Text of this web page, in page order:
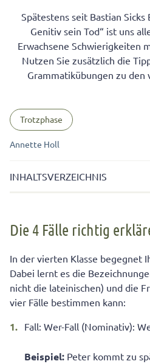
Spätestens seit Bastian Sicks
Genitiv sein Tod“ ist uns
Erwachsene Schwierigkeiten
Nutzen Sie zusätzlich die
Grammatikübungen zu den
Trotzphase
Annette Holl
INHALTSVERZEICHNIS
Diese 3 Merksätze helfen
Grammatik Fälle einfach
Spaß an den 4 Fällen!
Die 4 Fälle richtig
In der vierten Klasse begegnet
Dabei lernt es die
nicht die lateinischen) und die
vier Fälle bestimmen kann:
Fall: Wer-Fall (Nominativ):
Beispiel: Peter kommt zu